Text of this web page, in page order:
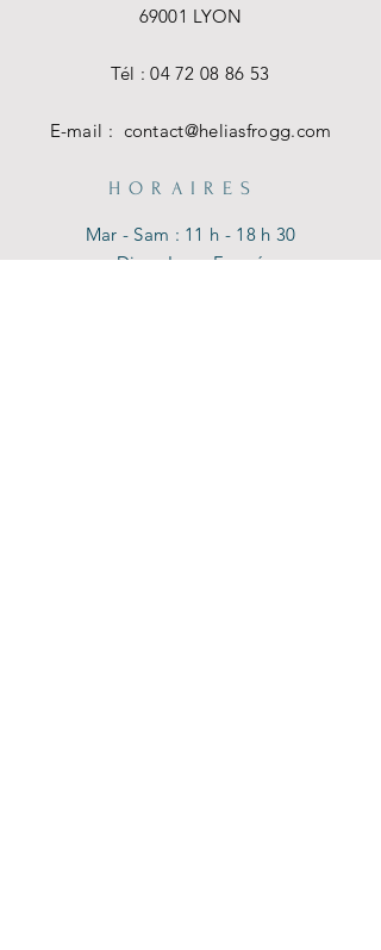
69001 LYON
Tél :04 72 08 86 53
E-mail : contact@heliasfrogg.com
HORAIRES
Mar - Sam : 11 h - 18 h 30
Dim - Lun : Fermé